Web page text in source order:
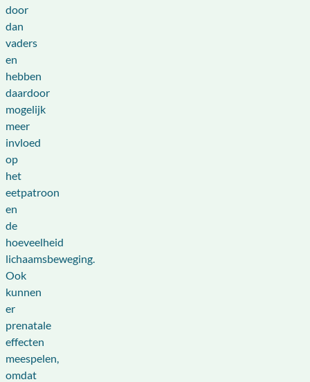
door
dan
vaders
en
hebben
daardoor
mogelijk
meer
invloed
op
het
eetpatroon
en
de
hoeveelheid
lichaamsbeweging.
Ook
kunnen
er
prenatale
effecten
meespelen,
omdat